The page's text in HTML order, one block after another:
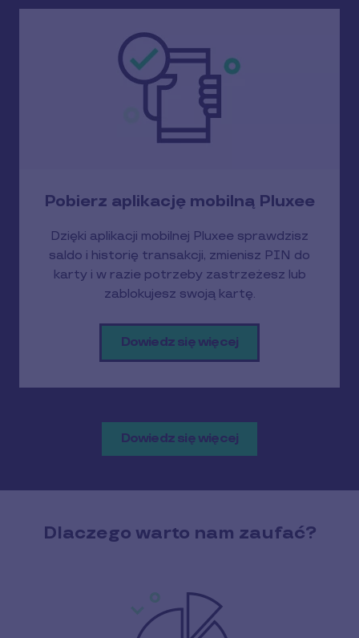
Pobierz aplikację mobilną Pluxee
Dzięki aplikacji mobilnej Pluxee sprawdzisz
saldo i historię transakcji, zmienisz PIN do
karty i w razie potrzeby zastrzeżesz lub
zablokujesz swoją kartę.
Dowiedz się więcej
Dowiedz się więcej
Dlaczego warto nam zaufać?